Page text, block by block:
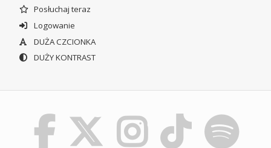
Posłuchaj teraz
Logowanie
DUŻA CZCIONKA
DUŻY KONTRAST